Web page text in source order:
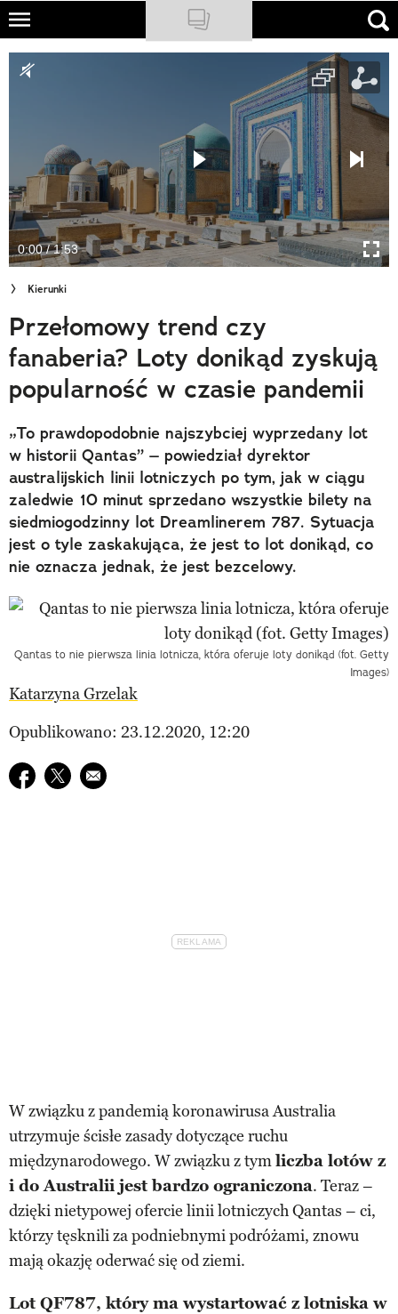
Skip
main
NATIONAL GEOGRAPHIC
Sklep
Newsletter
Cuda Polski
Wielki Konkurs Fotograficzny
Trendbook Podróżniczy
Polecane
0:00 / 1:53
Kierunki
Przełomowy trend czy
fanaberia? Loty donikąd zyskują
popularność w czasie pandemii
„To prawdopodobnie najszybciej wyprzedany lot
w historii Qantas” – powiedział dyrektor
australijskich linii lotniczych po tym, jak w ciągu
zaledwie 10 minut sprzedano wszystkie bilety na
siedmiogodzinny lot Dreamlinerem 787. Sytuacja
jest o tyle zaskakująca, że jest to lot donikąd, co
nie oznacza jednak, że jest bezcelowy.
Qantas to nie pierwsza linia lotnicza, która oferuje loty donikąd (fot. Getty
Images)
Katarzyna Grzelak
Opublikowano: 23.12.2020, 12:20
Udostępnij na facebook
Udostępnij na twitter
E-mail do przyjaciela
W związku z pandemią koronawirusa Australia
utrzymuje ścisłe zasady dotyczące ruchu
międzynarodowego. W związku z tymliczba lotów z
i do Australii jest bardzo ograniczona. Teraz –
dzięki nietypowej ofercie linii lotniczych Qantas – ci,
którzy tęsknili za podniebnymi podróżami, znowu
mają okazję oderwać się od ziemi.
Lot QF787, który ma wystartować z lotniska w